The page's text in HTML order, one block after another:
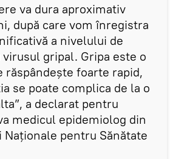
va dura aproximativ
după care vom înregistra
a nivelului de
gripal. Gripa este o
răspândește foarte rapid,
se poate complica de la o
a declarat pentru
medicul epidemiolog din
pentru Sănătate